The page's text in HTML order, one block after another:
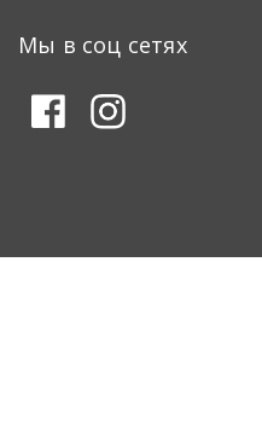
Мы в соц сетях